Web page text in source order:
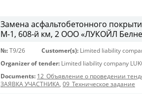
Замена асфальтобетонного
М-1, 608-й км, 2 ООО «ЛУКОЙЛ
№: T9/26 Customer(s): Limited liability
Organizer of tender: Limited liability company
Documents: 12_Объявление о проведении
ЗАЯВКА УЧАСТНИКА, 09_Техническое задание